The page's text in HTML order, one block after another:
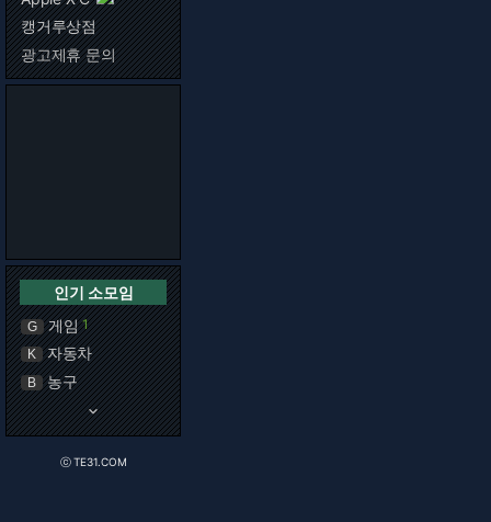
캥거루상점
광고제휴 문의
인기 소모임
G 게임 1
K 자동차
B 농구
keyboard_arrow_down
ⓒ TE31.COM